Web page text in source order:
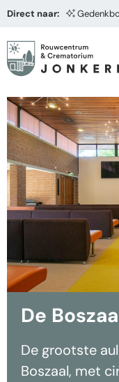
Direct naar:
De
De grootste
Boszaal, met